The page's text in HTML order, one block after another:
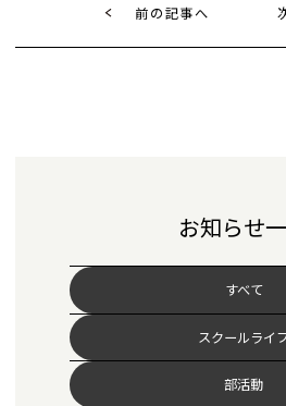
前の記事へ
お知らせ
すべて
スクールライ
部活動